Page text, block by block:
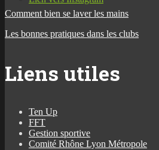
Comment bien se laver les mains
Les bonnes pratiques dans les clubs
Liens utiles
Ten Up
FFT
Gestion sportive
Comité Rhône Lyon Métropole